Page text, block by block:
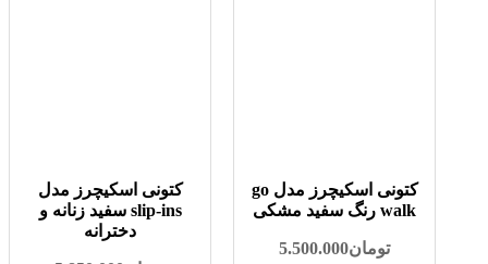
کتونی اسکیچرز مدل go
walk رنگ سفید مشکی
تومان5.500.000
کتونی اسکیچرز مدل
slip-ins سفید زنانه و
دخترانه